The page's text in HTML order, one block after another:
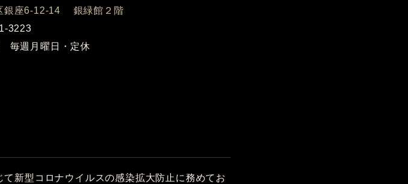
銀座6-12-14 銀緑館２階
3223
毎週月曜日・定休
新型コロナウイルスの感染拡大防止に務めてお